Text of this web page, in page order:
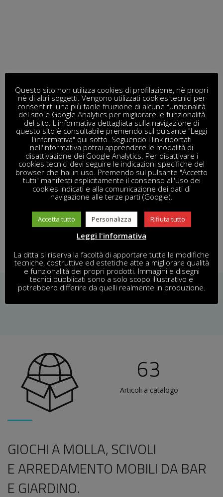
63
Articoli a catalogo
GIOCHI A MOLLA, SCIVOLI
EARREDAMENTO MOBILI DA BAR
E GIARDINO.
Questo sito non utilizza cookies di profilazione, nè propri
nè di altri soggetti. Vengono utilizzati cookies tecnici per
consentirti una più facile fruizione di alcune funzionalità
del sito e Google Analytics per migliorare le funzionalità
del sito. L'informativa dettagliata sulla navigazione di
questo sito è consultabile premendo sul pulsante "Leggi
l'informativa" qui sotto. Seguendo i link riportati
nell'informativa potrai apprendere le modalità di
disattivazione dei Google Analytics. Per disattivare i
cookies tecnici devi seguire le indicazioni specifiche del
browser che hai in uso. Premendo sul pulsante "Accetto
tutti" manifesti esplicitamente il consenso all'uso dei
cookies indicati e alla comunicazione dei dati di
navigazione alle terze parti (Google).
Accetta tutto Personalizza Rifiuta tutto
Leggi l'informativa
La ditta si riserva la facoltà di apportare tutte le modifiche
tecniche, costruttive ed estetiche atte a migliorare qualità
e funzionalità dei propri prodotti. Immagini e disegni
tecnici pubblicati sono a solo scopo illustrativo e
potrebbero differire da quelli realmente in produzione.